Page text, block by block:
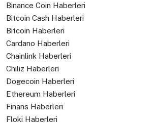
Binance Coin Haberleri
Bitcoin Cash Haberleri
Bitcoin Haberleri
Cardano Haberleri
Chainlink Haberleri
Chiliz Haberleri
Dogecoin Haberleri
Ethereum Haberleri
Finans Haberleri
Floki Haberleri